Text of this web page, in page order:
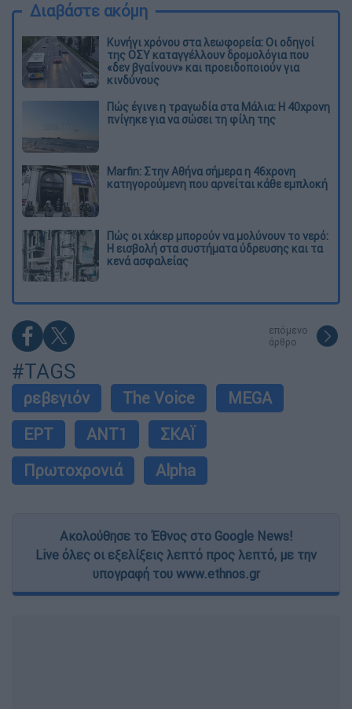
Διαβάστε ακόμη
Κυνήγι χρόνου στα λεωφορεία: Οι οδηγοί
της ΟΣΥ καταγγέλλουν δρομολόγια που
«δεν βγαίνουν» και προειδοποιούν για
κινδύνους
Πώς έγινε η τραγωδία στα Μάλια: Η 40χρονη
πνίγηκε για να σώσει τη φίλη της
Marfin: Στην Αθήνα σήμερα η 46χρονη
κατηγορούμενη που αρνείται κάθε εμπλοκή
Πώς οι χάκερ μπορούν να μολύνουν το νερό:
Η εισβολή στα συστήματα ύδρευσης και τα
κενά ασφαλείας
επόμενο
άρθρο
#TAGS
ρεβεγιόν The Voice
MEGA
ΕΡΤ
ΑΝΤ1
ΣΚΑΪ
Πρωτοχρονιά
Alpha
Ακολούθησε το Έθνος στο Google News!
Live όλες οι εξελίξεις λεπτό προς λεπτό, με την
υπογραφή του www.ethnos.gr